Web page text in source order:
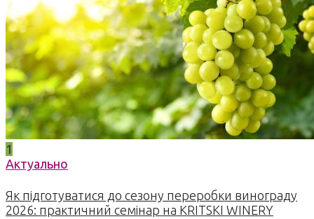
1
Актуально
Як підготуватися до сезону переробки винограду
2026: практичний семінар на KRITSKI WINERY